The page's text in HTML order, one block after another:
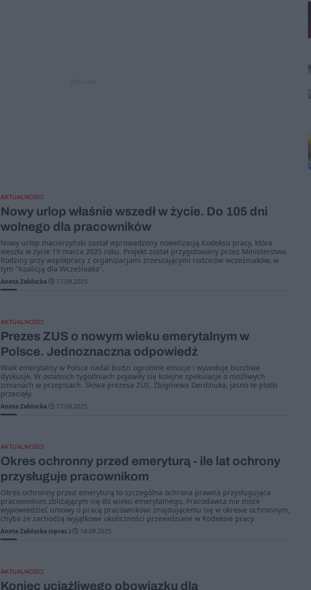
AKTUALNOŚCI
Nowy urlop właśnie wszedł w życie. Do 105 dni
wolnego dla pracowników
Nowy urlop macierzyński został wprowadzony nowelizacją Kodeksu pracy, która
weszła w życie 19 marca 2025 roku. Projekt został przygotowany przez Ministerstwo
Rodziny przy współpracy z organizacjami zrzeszającymi rodziców wcześniaków, w
tym "Koalicją dla Wcześniaka".
Aneta Zabłocka 17.09.2025
AKTUALNOŚCI
Prezes ZUS o nowym wieku emerytalnym w
Polsce. Jednoznaczna odpowiedź
Wiek emerytalny w Polsce nadal budzi ogromne emocje i wywołuje burzliwe
dyskusje. W ostatnich tygodniach pojawiły się kolejne spekulacje o możliwych
zmianach w przepisach. Słowa prezesa ZUS, Zbigniewa Derdziuka, jasno te plotki
przecięły.
Aneta Zabłocka 17.09.2025
AKTUALNOŚCI
Okres ochronny przed emeryturą - ile lat ochrony
przysługuje pracownikom
Okres ochronny przed emeryturą to szczególna ochrona prawna przysługująca
pracownikom zbliżającym się do wieku emerytalnego. Pracodawca nie może
wypowiedzieć umowy o pracę pracownikowi znajdującemu się w okresie ochronnym,
chyba że zachodzą wyjątkowe okoliczności przewidziane w Kodeksie pracy.
Aneta Zabłocka (oprac.) 14.09.2025
AKTUALNOŚCI
Koniec uciążliwego obowiązku dla